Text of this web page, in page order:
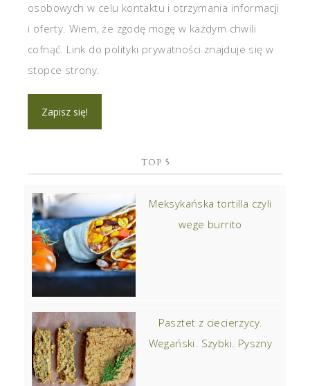
osobowych w celu kontaktu i otrzymania informacji
i oferty. Wiem, że zgodę mogę w każdym chwili
cofnąć. Link do polityki prywatności znajduje się w
stopce strony.
TOP 5
Meksykańska tortilla czyli
wege burrito
Pasztet z ciecierzycy.
Wegański. Szybki. Pyszny